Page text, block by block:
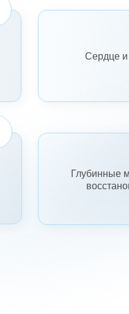
Сердце и
Глубинные